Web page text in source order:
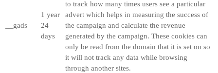
__gads
1 year
24
days
to track how many times users see a particular
advert which helps in measuring the success of
the campaign and calculate the revenue
generated by the campaign. These cookies can
only be read from the domain that it is set on so
it will not track any data while browsing
through another sites.